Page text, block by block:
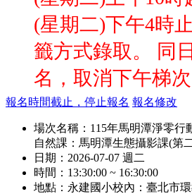
(星期二)下午4時
籤方式錄取。 同
名，取消下午梯次
報名時間截止，停止報名 報名修改
場次名稱： 115年馬明潭淨零行
自然課：馬明潭生態攝影課(第
日期： 2026-07-07 週二
時間： 13:30:00 ~ 16:30:00
地點： 永建國小校內：臺北市